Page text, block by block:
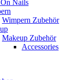
On Nails
Wimpern Zubehör
Makeup Zubehör
Accessories